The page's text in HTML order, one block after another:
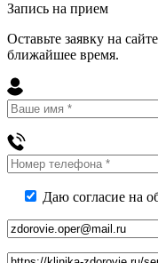
Запись на прием
Оставьте заявку на
ближайшее время.
Даю согласие на